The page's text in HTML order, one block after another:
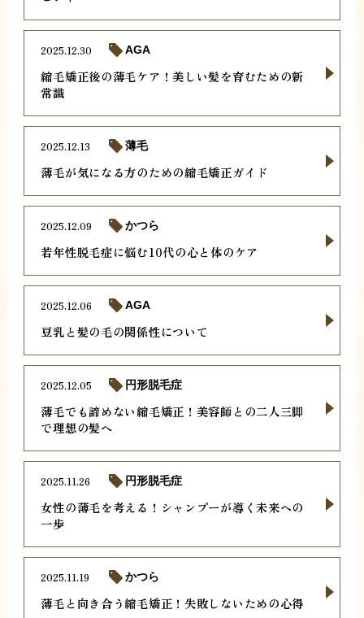
縮毛矯正後の薄毛ケア！美しい髪を育むための新
常識
2025.12.30 AGA
薄毛が気になる方のための縮毛矯正ガイド
2025.12.13 薄毛
若年性脱毛症に悩む10代の心と体のケア
2025.12.09 かつら
豆乳と髪の毛の関係性について
2025.12.06 AGA
薄毛でも諦めない縮毛矯正！美容師との二人三脚
で理想の髪へ
2025.12.05 円形脱毛症
女性の薄毛を考える！シャンプーが導く未来への
一歩
2025.11.26 円形脱毛症
薄毛と向き合う縮毛矯正！失敗しないための心得
2025.11.19 かつら